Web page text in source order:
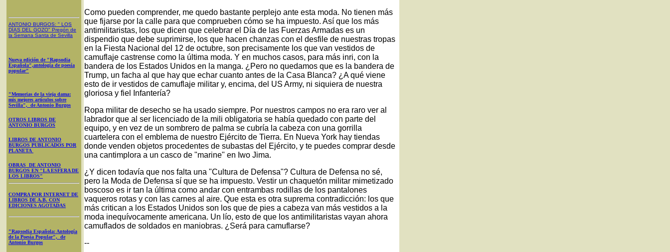
ANTONIO BURGOS: " LOS
DÍAS DEL GOZO" Pregón de
la Semana Santa de Sevilla
Nueva edición de "Rapsodia
Española",antología de poesía
popular"
"Memorias de la vieja dama:
mis mejores artículos sobre
Sevilla", de Antonio Burgos
OTROS LIBROS DE
ANTONIO BURGOS
LIBROS DE ANTONIO
BURGOS PUBLICADOS POR
PLANETA
OBRAS DE ANTONIO
BURGOS EN "LA ESFERA DE
LOS LIBROS"
COMPRA POR INTERNET DE
LIBROS DE A.B. CON
EDICIONES AGOTADAS
"Rapsodia Española: Antología
de la Poesía Popular", de
Antonio Burgos
Como pueden comprender, me quedo bastante perplejo ante esta moda. No tienen más
que fijarse por la calle para que comprueben cómo se ha impuesto. Así que los más
antimilitaristas, los que dicen que celebrar el Día de las Fuerzas Armadas es un
dispendio que debe suprimirse, los que hacen chanzas con el desfile de nuestras tropas
en la Fiesta Nacional del 12 de octubre, son precisamente los que van vestidos de
camuflaje castrense como la última moda. Y en muchos casos, para más inri, con la
bandera de los Estados Unidos en la manga. ¿Pero no quedamos que es la bandera de
Trump, un facha al que hay que echar cuanto antes de la Casa Blanca? ¿A qué viene
esto de ir vestidos de camuflaje militar y, encima, del US Army, ni siquiera de nuestra
gloriosa y fiel Infantería?
Ropa militar de desecho se ha usado siempre. Por nuestros campos no era raro ver al
labrador que al ser licenciado de la mili obligatoria se había quedado con parte del
equipo, y en vez de un sombrero de palma se cubría la cabeza con una gorrilla
cuartelera con el emblema de nuestro Ejército de Tierra. En Nueva York hay tiendas
donde venden objetos procedentes de subastas del Ejército, y te puedes comprar desde
una cantimplora a un casco de "marine" en Iwo Jima.
¿Y dicen todavía que nos falta una "Cultura de Defensa"? Cultura de Defensa no sé,
pero la Moda de Defensa sí que se ha impuesto. Vestir un chaquetón militar mimetizado
boscoso es ir tan la última como andar con entrambas rodillas de los pantalones
vaqueros rotas y con las carnes al aire. Que esta es otra suprema contradicción: los que
más critican a los Estados Unidos son los que de pies a cabeza van más vestidos a la
moda inequívocamente americana. Un lío, esto de que los antimilitaristas vayan ahora
camuflados de soldados en maniobras. ¿Será para camuflarse?
--